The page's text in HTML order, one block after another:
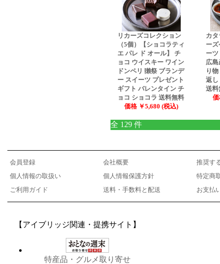
リカーズコレクション
（5個）【ショコラティ
エ パレ ド オール】 チ
ョコ ウイスキー ワイン
ドンペリ 獺祭 ブランデ
ー スイーツ プレゼント
ギフト バレンタイン チ
ョコ ショコラ 送料無料
価格 ￥5,680 (税込)
カ
ー
ー
広
り
返し
送料
価
全 129 件
会員登録 会社概要
推奨す
個人情報の取扱い
個人情報保護方針
特定商
ご利用ガイド
送料・手数料と配送 お支払
【アイブリッジ関連・提携サイト】
特産品・グルメ取り寄せ